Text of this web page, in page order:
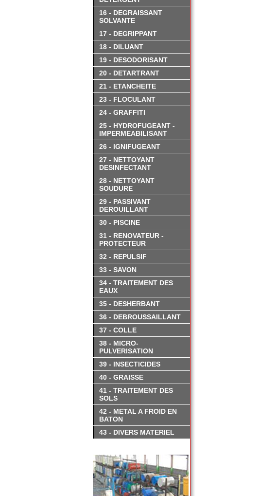
16 - DEGRAISSANT
SOLVANTE
17 - DEGRIPPANT
18 - DILUANT
19 - DESODORISANT
20 - DETARTRANT
21 - ETANCHEITE
23 - FLOCULANT
24 - GRAFFITI
25 - HYDROFUGEANT -
IMPERMEABILISANT
26 - IGNIFUGEANT
27 - NETTOYANT
DESINFECTANT
28 - NETTOYANT
SOUDURE
29 - PASSIVANT
DEROUILLANT
30 - PISCINE
31 - RENOVATEUR -
PROTECTEUR
32 - REPULSIF
33 - SAVON
34 - TRAITEMENT DES
EAUX
35 - DESHERBANT
36 - DEBROUSSAILLANT
37 - COLLE
38 - MICRO-
PULVERISATION
39 - INSECTICIDES
40 - GRAISSE
41 - TRAITEMENT DES
SOLS
42 - METAL A FROID EN
BATON
43 - DIVERS MATERIEL